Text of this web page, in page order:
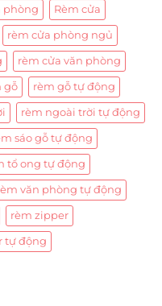
phòng Rèm cửa
rèm cửa phòng ngủ
rèm cửa văn phòng
gỗ rèm gỗ tự động
rèm ngoài trời tự động
sáo gỗ tự động
tổ ong tự động
văn phòng tự động
rèm zipper
tự động